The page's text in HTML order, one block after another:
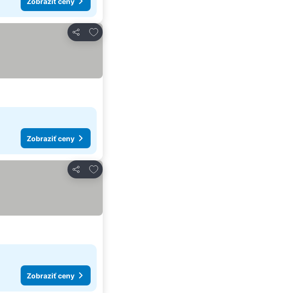
Zdieľať
Pridať do obľúbených
Zobraziť ceny
Zdieľať
Pridať do obľúbených
Zobraziť ceny